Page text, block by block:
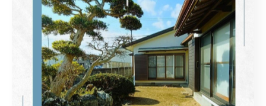
1 ... 10 11 12 ... 36
カテゴリー Categories
全てのカテゴリー